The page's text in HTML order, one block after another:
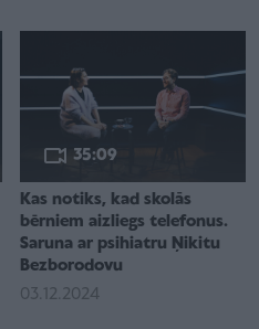
35:09
Kas notiks, kad skolās
bērniem aizliegs telefonus.
Saruna ar psihiatru Ņikitu
Bezborodovu
03.12.2024